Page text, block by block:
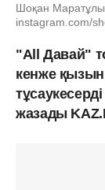
Шоқан
instagram.com/
"Аll Давай"
кенже
жазады